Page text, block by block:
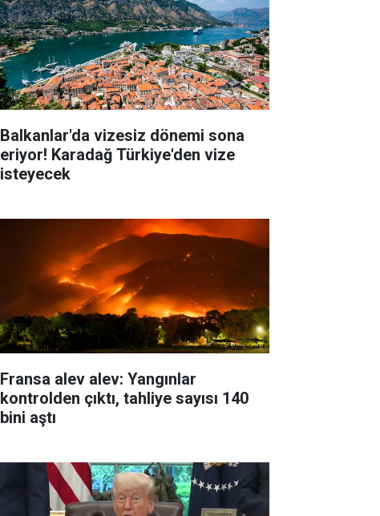
Balkanlar'da vizesiz dönemi sona
eriyor! Karadağ Türkiye'den vize
isteyecek
Fransa alev alev: Yangınlar
kontrolden çıktı, tahliye sayısı 140
bini aştı